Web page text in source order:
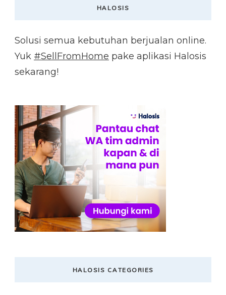
HALOSIS
Solusi semua kebutuhan berjualan online.
Yuk #SellFromHome pake aplikasi Halosis
sekarang!
HALOSIS CATEGORIES